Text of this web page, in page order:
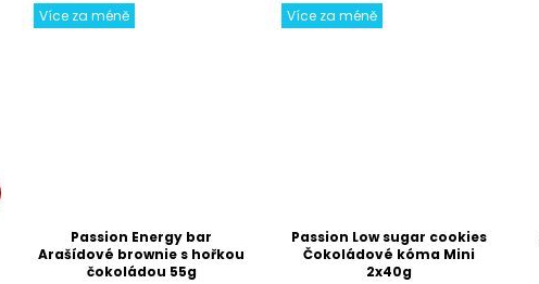
Více za méně
Passion Energy bar
Arašídové brownie s hořkou
čokoládou 55g
Více za méně
Passion Low sugar cookies
Čokoládové kóma Mini
2x40g